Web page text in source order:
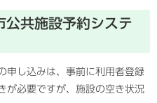
公共施設予約システ
申し込みは、事前に利用者登録
が必要ですが、施設の空き状況